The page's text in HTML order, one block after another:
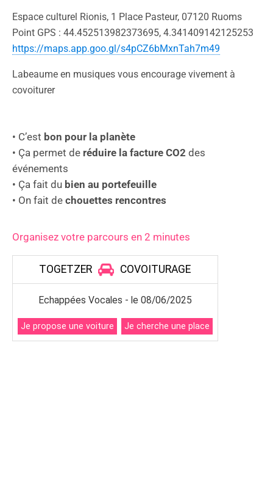
Espace culturel Rionis, 1 Place Pasteur, 07120 Ruoms
Point GPS : 44.452513982373695, 4.341409142125253
https://maps.app.goo.gl/s4pCZ6bMxnTah7m49
Labeaume en musiques vous encourage vivement à
covoiturer
• C’est bon pour la planète
• Ça permet de réduire la facture CO2 des
événements
• Ça fait du bien au portefeuille
• On fait de chouettes rencontres
Organisez votre parcours en 2 minutes